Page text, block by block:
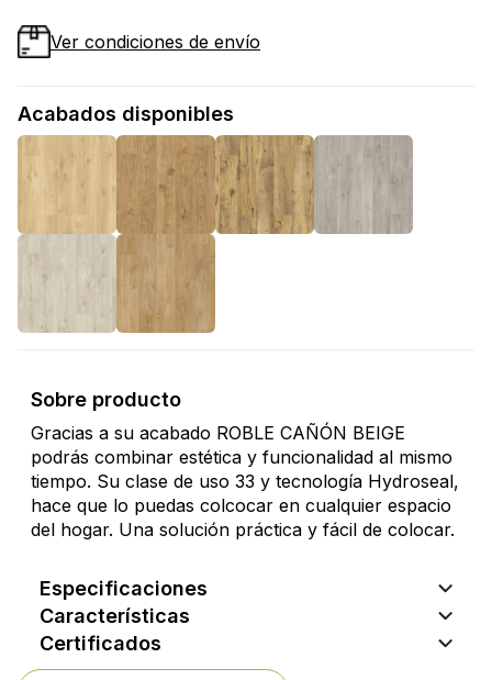
Ver condiciones de envío
Acabados disponibles
Sobre producto
Gracias a su acabado ROBLE CAÑÓN BEIGE
podrás combinar estética y funcionalidad al mismo
tiempo. Su clase de uso 33 y tecnología Hydroseal,
hace que lo puedas colcocar en cualquier espacio
del hogar. Una solución práctica y fácil de colocar.
Especificaciones
Características
Certificados